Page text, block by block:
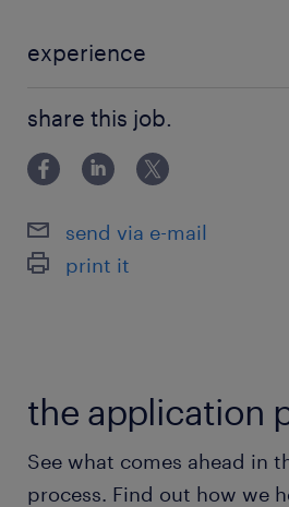
experience
share this job.
send via e-mail
print it
the application
See what comes ahead in
process. Find out how we